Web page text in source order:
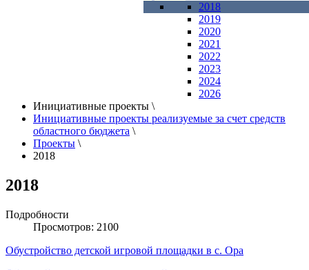
2018
2019
2020
2021
2022
2023
2024
2026
Инициативные проекты \
Инициативные проекты реализуемые за счет средств
областного бюджета \
Проекты \
2018
2018
Подробности
Просмотров: 2100
Обустройство детской игровой площадки в с. Ора